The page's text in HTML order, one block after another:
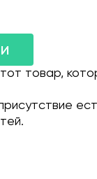
товар,